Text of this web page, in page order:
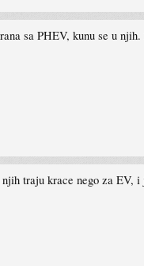
sa PHEV, kunu se u
traju krace nego za EV,